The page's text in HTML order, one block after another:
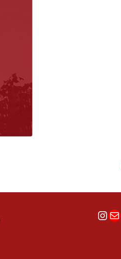
Instagran E-Mail